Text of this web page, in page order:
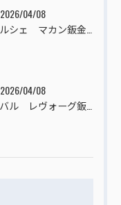
2026/04/08
2026/04/08